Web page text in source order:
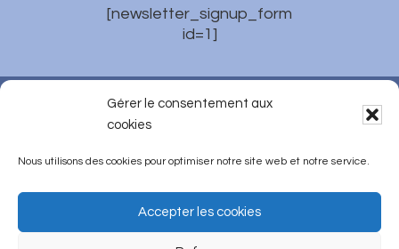
Gérer le consentement aux
cookies
Nous utilisons des cookies pour optimiser notre site web et notre service.
Accepter les cookies
[newsletter_signup_form
id=1]
FAQ Presse Nous soutenir